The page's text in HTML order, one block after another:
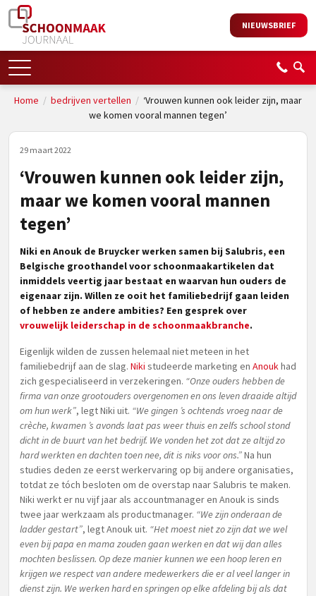
NIEUWSBRIEF
Home / bedrijven vertellen / ‘Vrouwen kunnen ook leider zijn, maar
we komen vooral mannen tegen’
29 maart 2022
‘Vrouwen kunnen ook leider zijn,
maar we komen vooral mannen
tegen’
Niki en Anouk de Bruycker werken samen bij Salubris, een
Belgische groothandel voor schoonmaakartikelen dat
inmiddels veertig jaar bestaat en waarvan hun ouders de
eigenaar zijn. Willen ze ooit het familiebedrijf gaan leiden
of hebben ze andere ambities? Een gesprek over
vrouwelijk leiderschap in de schoonmaakbranche.
Eigenlijk wilden de zussen helemaal niet meteen in het
familiebedrijf aan de slag. Niki studeerde marketing en Anoukhad
zich gespecialiseerd in verzekeringen. “Onze ouders hebben de
firma van onze grootouders overgenomen en ons leven draaide altijd
om hun werk”, legt Niki uit. “We gingen ’s ochtends vroeg naar de
crèche, kwamen ’s avonds laat pas weer thuis en zelfs school stond
dicht in de buurt van het bedrijf. We vonden het zot dat ze altijd zo
hard werkten en dachten toen nee, dit is niks voor ons.”Na hun
studies deden ze eerst werkervaring op bij andere organisaties,
totdat ze tóch besloten om de overstap naar Salubris te maken.
Niki werkt er nu vijf jaar als accountmanager en Anouk is sinds
twee jaar werkzaam als productmanager. “We zijn onderaan de
ladder gestart”, legt Anouk uit. “Het moest niet zo zijn dat we wel
even bij papa en mama zouden gaan werken en dat wij dan alles
mochten beslissen. Op deze manier kunnen we een hoop leren en
krijgen we respect van andere medewerkers die er al veel langer in
dienst zijn. We werken hard en springen op elke afdeling bij als dat